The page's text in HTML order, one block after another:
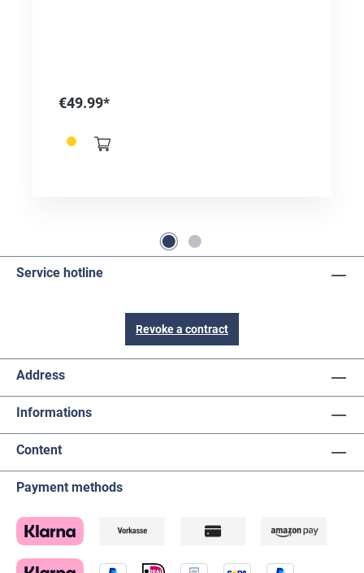
€49.99*
Service hotline
Revoke a contract
Address
Informations
Content
Payment methods